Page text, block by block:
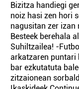
Bizitza handiegi
noiz hasi zen hori
nagusitan zer izan
Besteek berehala
Suhiltzailea! -
arkatzaren puntari
bar ezkutatuta
zitzaionean